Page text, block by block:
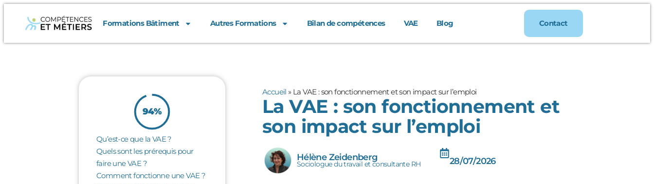
Formations Bâtiment Autres Formations Bilan de compétences VAE Blog Contact
94%
Qu’est-ce que la VAE ?
Quels sont les prérequis pour
faire une VAE ?
Comment fonctionne une VAE ?
Accueil » La VAE : son fonctionnement et son impact sur l’emploi
La VAE : son fonctionnement et
son impact sur l’emploi
Hélène Zeidenberg
Sociologue du travail et consultante RH 28/07/2026